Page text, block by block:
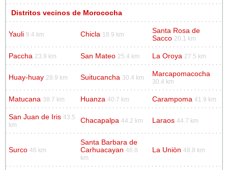
Distritos vecinos de Morococha
Yauli 9.4 km Chicla 18.9 km
Santa Rosa de
Sacco 20.1 km
Paccha 23.9 km San Mateo 25.4 km La Oroya 27.5 km
Huay-huay 28.9 km Suitucancha 30.4 km Marcapomacocha
30.4 km
Matucana 38.7 km Huanza 40.7 km Carampoma 41.9 km
San Juan de Iris 43.5
km
Chacapalpa 44.2 km Laraos 44.7 km
Surco 46 km
Santa Barbara de
Carhuacayan 46.8
km
La Uniòn 48.8 km